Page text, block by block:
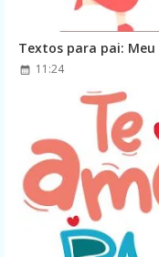
Textos para pai: Meu
11:24